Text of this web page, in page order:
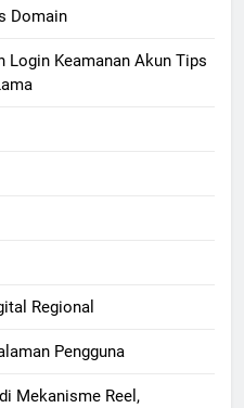
Domain
Login Keamanan Akun Tips
Regional
Pengguna
Mekanisme Reel,